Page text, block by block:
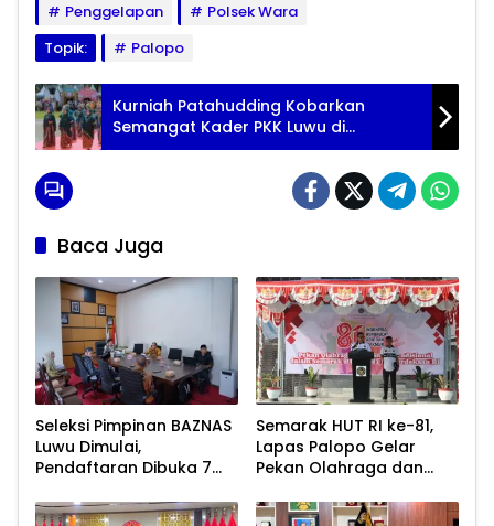
Penggelapan
Polsek Wara
Topik:
Palopo
Kurniah Patahudding Kobarkan
Semangat Kader PKK Luwu di
Jambore Sulsel
Baca Juga
Seleksi Pimpinan BAZNAS
Luwu Dimulai,
Pendaftaran Dibuka 7
Semarak HUT RI ke-81,
Lapas Palopo Gelar
Pekan Olahraga dan